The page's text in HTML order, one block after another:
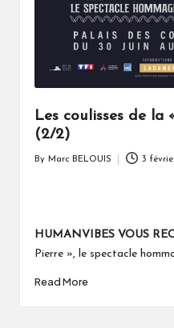
Les coulisses de la
(2/2)
By Marc BELOUIS 3
HUMANVIBES VOUS
Pierre », le spectacle
Read More